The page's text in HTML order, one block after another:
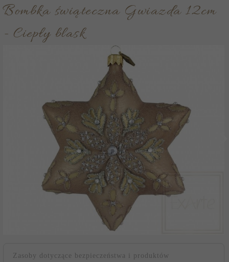
Bombka świąteczna Gwiazda 12cm
- Ciepły blask
Zasoby dotyczące bezpieczeństwa i produktów